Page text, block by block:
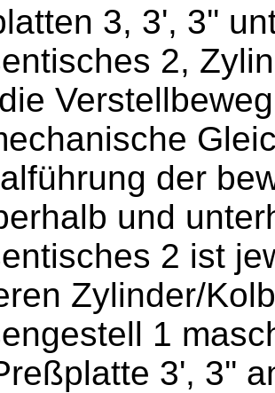
3, 3', 3''
2,
der
und
2 ist
Zylinder/
1
3', 3''